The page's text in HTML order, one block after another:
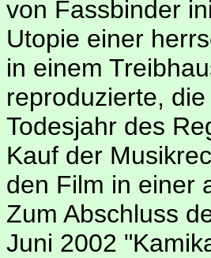
von Fassbinder
Utopie einer
in einem
reproduzierte,
Todesjahr des
Kauf der
den Film in einer
Zum Abschluss
Juni 2002